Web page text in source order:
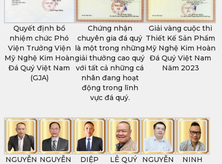
Quyết định bổ
nhiệm chức Phó
Viện Trưởng Viện
Mỹ Nghệ Kim Hoàn
Đá Quý Việt Nam
(GJA)
Chứng nhận
chuyên gia đá quý
là một trong những
giải thưởng cao quý
với tất cả những cá
nhân đang hoạt
động trong lĩnh
vực đá quý.
Giải vàng cuộc thi
Thiết Kế Sản Phẩm
Mỹ Nghệ Kim Hoàn
Đá Quý Việt Nam
Năm 2023
NGUYỄN NGUYỄN DIỆP LÊ QUÝ NGUYỄN NINH